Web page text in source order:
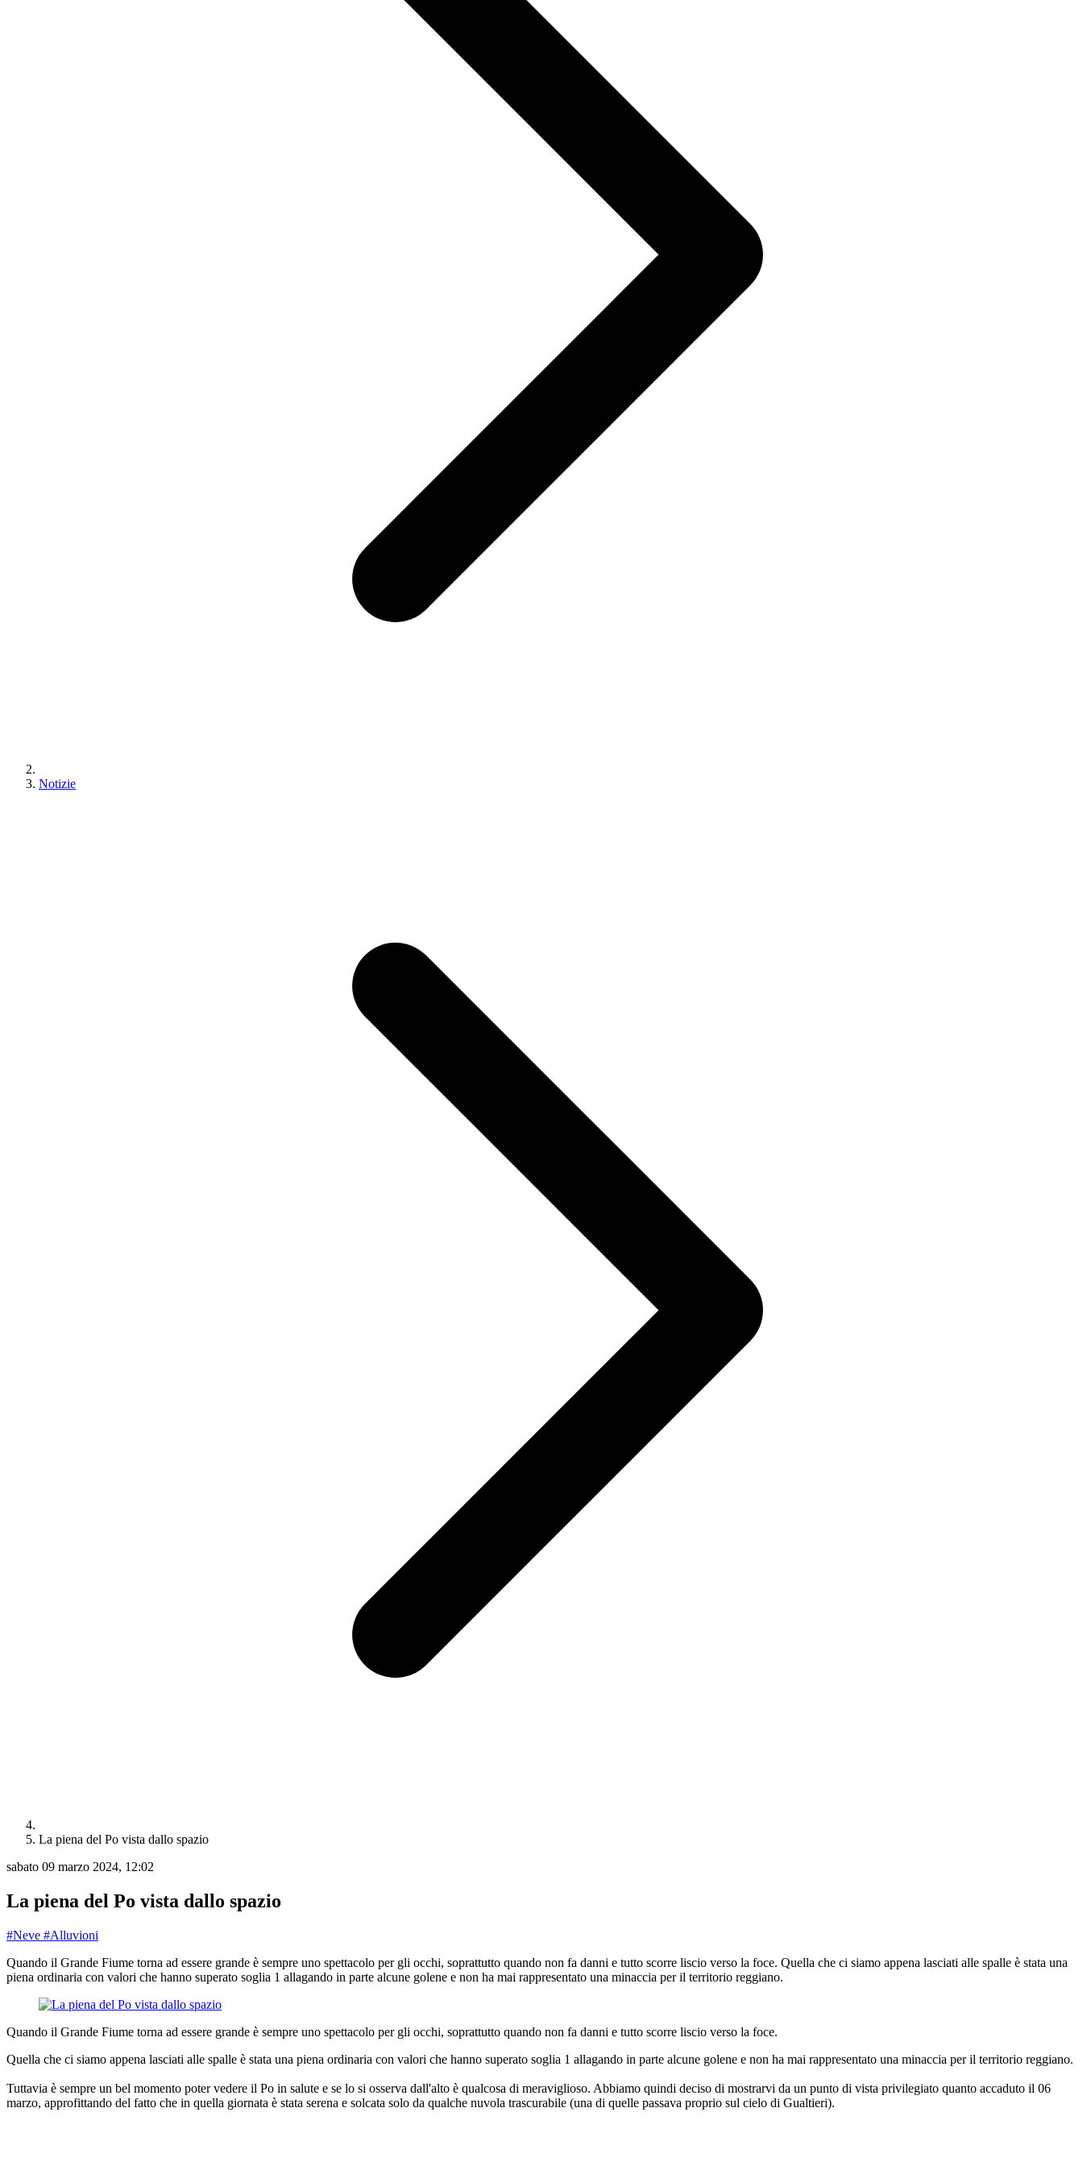
Notizie
La piena del Po vista dallo spazio
sabato 09 marzo 2024, 12:02
La piena del Po vista dallo spazio
#Neve #Alluvioni
Quando il Grande Fiume torna ad essere grande è sempre uno spettacolo per gli occhi, soprattutto quando non fa danni e tutto scorre liscio verso la foce. Quella che ci siamo appena lasciati alle spalle è stata una
piena ordinaria con valori che hanno superato soglia 1 allagando in parte alcune golene e non ha mai rappresentato una minaccia per il territorio reggiano.
Quando il Grande Fiume torna ad essere grande è sempre uno spettacolo per gli occhi, soprattutto quando non fa danni e tutto scorre liscio verso la foce.
Quella che ci siamo appena lasciati alle spalle è stata una piena ordinaria con valori che hanno superato soglia 1 allagando in parte alcune golene e non ha mai rappresentato una minaccia per il territorio reggiano.
Tuttavia è sempre un bel momento poter vedere il Po in salute e se lo si osserva dall'alto è qualcosa di meraviglioso. Abbiamo quindi deciso di mostrarvi da un punto di vista privilegiato quanto accaduto il 06
marzo, approfittando del fatto che in quella giornata è stata serena e solcata solo da qualche nuvola trascurabile (una di quelle passava proprio sul cielo di Gualtieri).